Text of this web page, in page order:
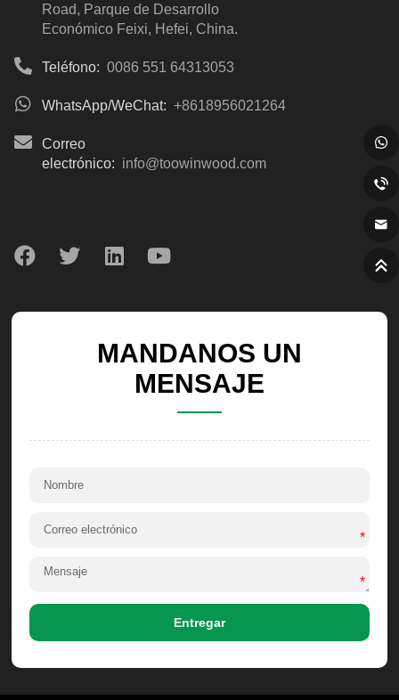
Road, Parque de Desarrollo
Económico Feixi, Hefei, China.
Teléfono: 0086 551 64313053
WhatsApp/WeChat: +8618956021264
Correo
electrónico: info@toowinwood.com
MANDANOS UN
MENSAJE
*
*
Entregar